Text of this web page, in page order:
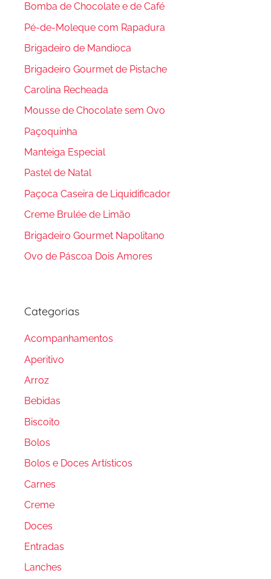
Bomba de Chocolate e de Café
Pé-de-Moleque com Rapadura
Brigadeiro de Mandioca
Brigadeiro Gourmet de Pistache
Carolina Recheada
Mousse de Chocolate sem Ovo
Paçoquinha
Manteiga Especial
Pastel de Natal
Paçoca Caseira de Liquidificador
Creme Brulée de Limão
Brigadeiro Gourmet Napolitano
Ovo de Páscoa Dois Amores
Categorias
Acompanhamentos
Aperitivo
Arroz
Bebidas
Biscoito
Bolos
Bolos e Doces Artísticos
Carnes
Creme
Doces
Entradas
Lanches